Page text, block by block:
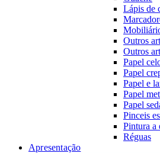
Lápis de
Outros
Outros
Papel
Papel
Papel e
Papel
Papel
Pinceis
Pintura a
Réguas
Apresentação